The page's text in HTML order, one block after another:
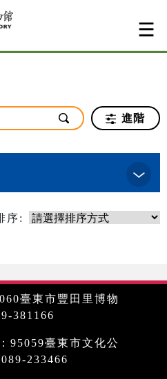
進階
序:
臺東市豐田里博物
381166
95059臺東市文化公
233466